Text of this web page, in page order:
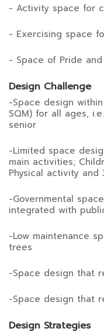
- Activity space for
- Exercising space
- Space of Pride
Design Challenge
-Space design
SQM) for all ages,
senior
-Limited space
main activities;
Physical activity
-Governmental
integrated with
-Low maintenance
trees
-Space design that
-Space design that
Design Strategies